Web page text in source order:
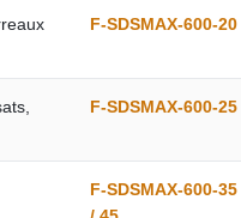
F-SDSMAX-600-
F-SDSMAX-600-
F-SDSMAX-600-